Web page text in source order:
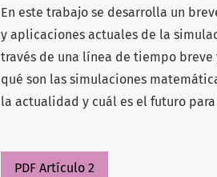
En este trabajo se desarrolla un
y aplicaciones actuales de la
través de una línea de tiempo
qué son las simulaciones
la actualidad y cuál es el futuro
PDF Artículo 2